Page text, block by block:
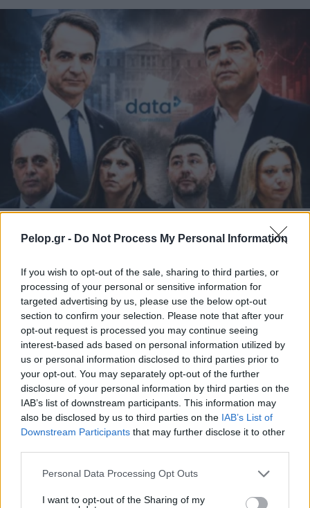
Pelop.gr - Do Not Process My Personal Information
If you wish to opt-out of the sale, sharing to third parties, or
processing of your personal or sensitive information for
targeted advertising by us, please use the below opt-out
section to confirm your selection. Please note that after your
opt-out request is processed you may continue seeing
interest-based ads based on personal information utilized by
us or personal information disclosed to third parties prior to
your opt-out. You may separately opt-out of the further
disclosure of your personal information by third parties on the
IAB’s list of downstream participants. This information may
also be disclosed by us to third parties on the IAB’s List of
Downstream Participants that may further disclose it to other
Please note that this website/app uses one or more Google
not limited to your visit or usage behaviour. You may click to
Personal Data Processing Opt Outs
I want to opt-out of the Sharing of my
Ερευνα Data Consultants: Το 38% απαντά
κανένας – Αποκαλυπτικά ευρήματα για
καταλληλότητα και συσπειρώσεις κομμάτων